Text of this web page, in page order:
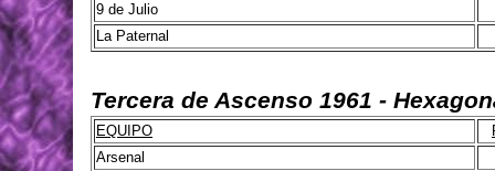
9 de Julio
La Paternal
Tercera de Ascenso 1961 -
EQUIPO
Arsenal